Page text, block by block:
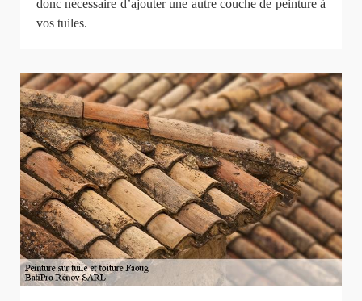
donc nécessaire d’ajouter une autre couche de peinture à
vos tuiles.